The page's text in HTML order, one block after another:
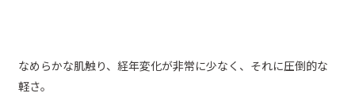
なめらかな肌触り、経年変化が非常に少なく、それに圧倒的な
軽さ。